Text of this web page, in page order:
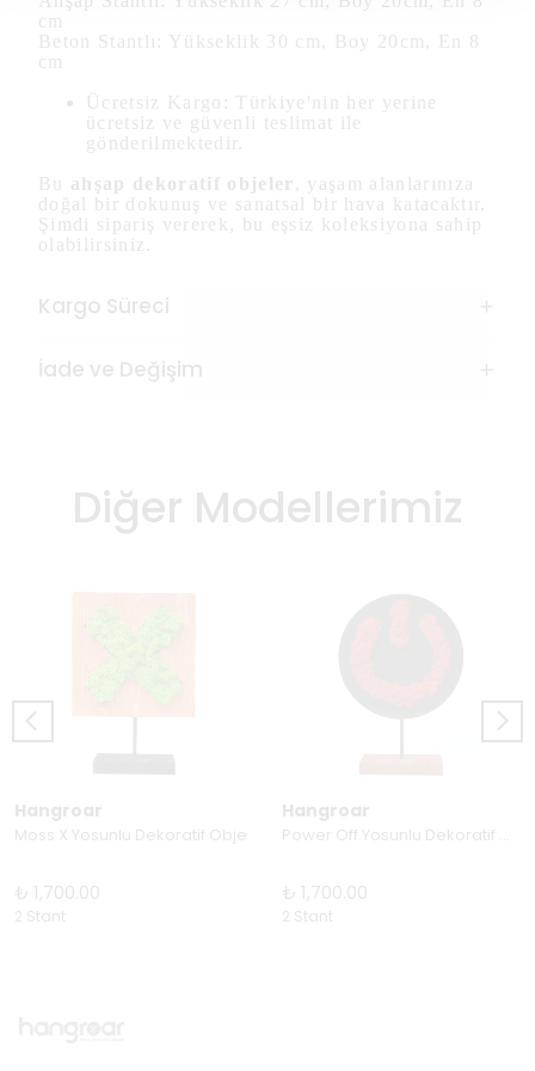
cm
Beton Stantlı: Yükseklik 30 cm, Boy 20cm, En 8
cm
Ücretsiz Kargo: Türkiye'nin her yerine
ücretsiz ve güvenli teslimat ile
gönderilmektedir.
Bu ahşap dekoratif objeler
, yaşam alanlarınıza
doğal bir dokunuş ve sanatsal bir hava katacaktır.
Şimdi sipariş vererek, bu eşsiz koleksiyona sahip
olabilirsiniz.
Kargo Süreci
İade ve Değişim
Diğer Modellerimiz
Hangroar
Moss X Yosunlu Dekoratif Obje
₺ 1,700.00
2 Stant
Hangroar
₺ 1,700.00
2 Stant